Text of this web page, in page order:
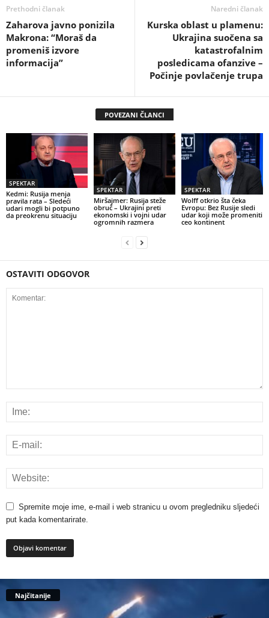
Prethodni članak
Zaharova javno ponizila
Makrona: “Moraš da
promeniš izvore
informacija”
Naredni članak
Kurska oblast u plamenu:
Ukrajina suočena sa
katastrofalnim
posledicama ofanzive –
Počinje povlačenje trupa
POVEZANI ČLANCI
SPEKTAR
Kedmi: Rusija menja
pravila rata – Sledeći
udari mogli bi potpuno
da preokrenu situaciju
SPEKTAR
Miršajmer: Rusija steže
obruč – Ukrajini preti
ekonomski i vojni udar
ogromnih razmera
SPEKTAR
Wolff otkrio šta čeka
Evropu: Bez Rusije sledi
udar koji može promeniti
ceo kontinent
OSTAVITI ODGOVOR
Spremite moje ime, e-mail i web stranicu u ovom pregledniku sljedeći
put kada komentarirate.
Najčitanije